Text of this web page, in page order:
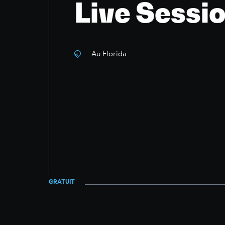
Live
Au Florida
GRATUIT